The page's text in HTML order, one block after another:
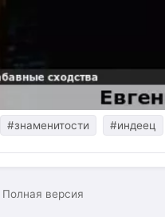
#знаменитости #индеец
Полная версия